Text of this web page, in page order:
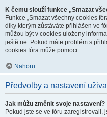
K čemu slouží funkce „Smazat
Funkce „Smazat všechny cookies
díky kterým zůstáváte přihlášen ve
můžou být v cookies uloženy
ještě ne. Pokud máte problém s
cookies fóra může pomoci.
Nahoru
Předvolby a nastavení
Jak můžu změnit svoje nastavení?
Pokud jste se ve fóru